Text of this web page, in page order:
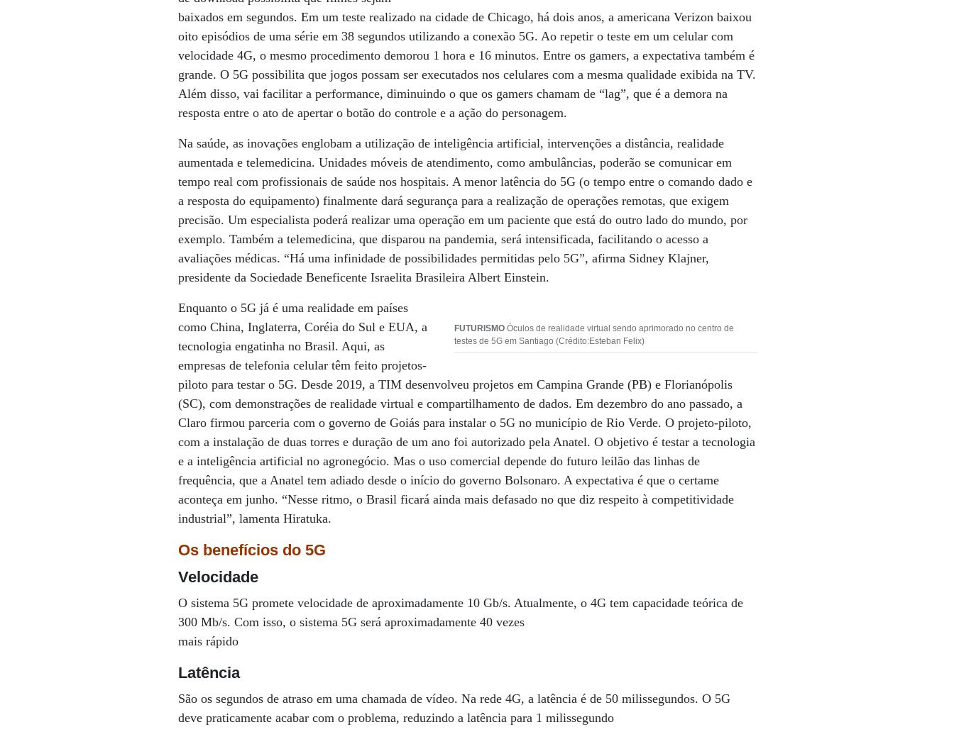
baixados em segundos. Em um teste realizado na cidade de Chicago, há dois anos, a americana Verizon baixou
oito episódios de uma série em 38 segundos utilizando a conexão 5G. Ao repetir o teste em um celular com
velocidade 4G, o mesmo procedimento demorou 1 hora e 16 minutos. Entre os gamers, a expectativa também é
grande. O 5G possibilita que jogos possam ser executados nos celulares com a mesma qualidade exibida na TV.
Além disso, vai facilitar a performance, diminuindo o que os gamers chamam de “lag”, que é a demora na
resposta entre o ato de apertar o botão do controle e a ação do personagem.
Na saúde, as inovações englobam a utilização de inteligência artificial, intervenções a distância, realidade
aumentada e telemedicina. Unidades móveis de atendimento, como ambulâncias, poderão se comunicar em
tempo real com profissionais de saúde nos hospitais. A menor latência do 5G (o tempo entre o comando dado e
a resposta do equipamento) finalmente dará segurança para a realização de operações remotas, que exigem
precisão. Um especialista poderá realizar uma operação em um paciente que está do outro lado do mundo, por
exemplo. Também a telemedicina, que disparou na pandemia, será intensificada, facilitando o acesso a
avaliações médicas. “Há uma infinidade de possibilidades permitidas pelo 5G”, afirma Sidney Klajner,
presidente da Sociedade Beneficente Israelita Brasileira Albert Einstein.
FUTURISMOÓculos de realidade virtual sendo aprimorado no centro de
testes de 5G em Santiago (Crédito:Esteban Felix)
Enquanto o 5G já é uma realidade em países
como China, Inglaterra, Coréia do Sul e EUA, a
tecnologia engatinha no Brasil. Aqui, as
empresas de telefonia celular têm feito projetos-
piloto para testar o 5G. Desde 2019, a TIM desenvolveu projetos em Campina Grande (PB) e Florianópolis
(SC), com demonstrações de realidade virtual e compartilhamento de dados. Em dezembro do ano passado, a
Claro firmou parceria com o governo de Goiás para instalar o 5G no município de Rio Verde. O projeto-piloto,
com a instalação de duas torres e duração de um ano foi autorizado pela Anatel. O objetivo é testar a tecnologia
e a inteligência artificial no agronegócio. Mas o uso comercial depende do futuro leilão das linhas de
frequência, que a Anatel tem adiado desde o início do governo Bolsonaro. A expectativa é que o certame
aconteça em junho. “Nesse ritmo, o Brasil ficará ainda mais defasado no que diz respeito à competitividade
industrial”, lamenta Hiratuka.
Os benefícios do 5G
Velocidade
O sistema 5G promete velocidade de aproximadamente 10 Gb/s. Atualmente, o 4G tem capacidade teórica de
300 Mb/s. Com isso, o sistema 5G será aproximadamente 40 vezes
mais rápido
Latência
São os segundos de atraso em uma chamada de vídeo. Na rede 4G, a latência é de 50 milissegundos. O 5G
deve praticamente acabar com o problema, reduzindo a latência para 1 milissegundo